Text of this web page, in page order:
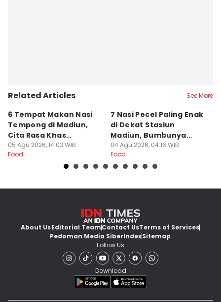
Related Articles See More
6 Tempat Makan Nasi
Tempong di Madiun,
Cita Rasa Khas
Banyuwangi
05 Agu 2026, 14:03 WIB
Food
7 Nasi Pecel Paling Enak
di Dekat Stasiun
Madiun, Bumbunya
Khas
04 Agu 2026, 04:16 WIB
Food
About UsEditorial TeamContact UsTerms of Services
Pedoman Media SiberIndexSitemap
Follow Us
Download